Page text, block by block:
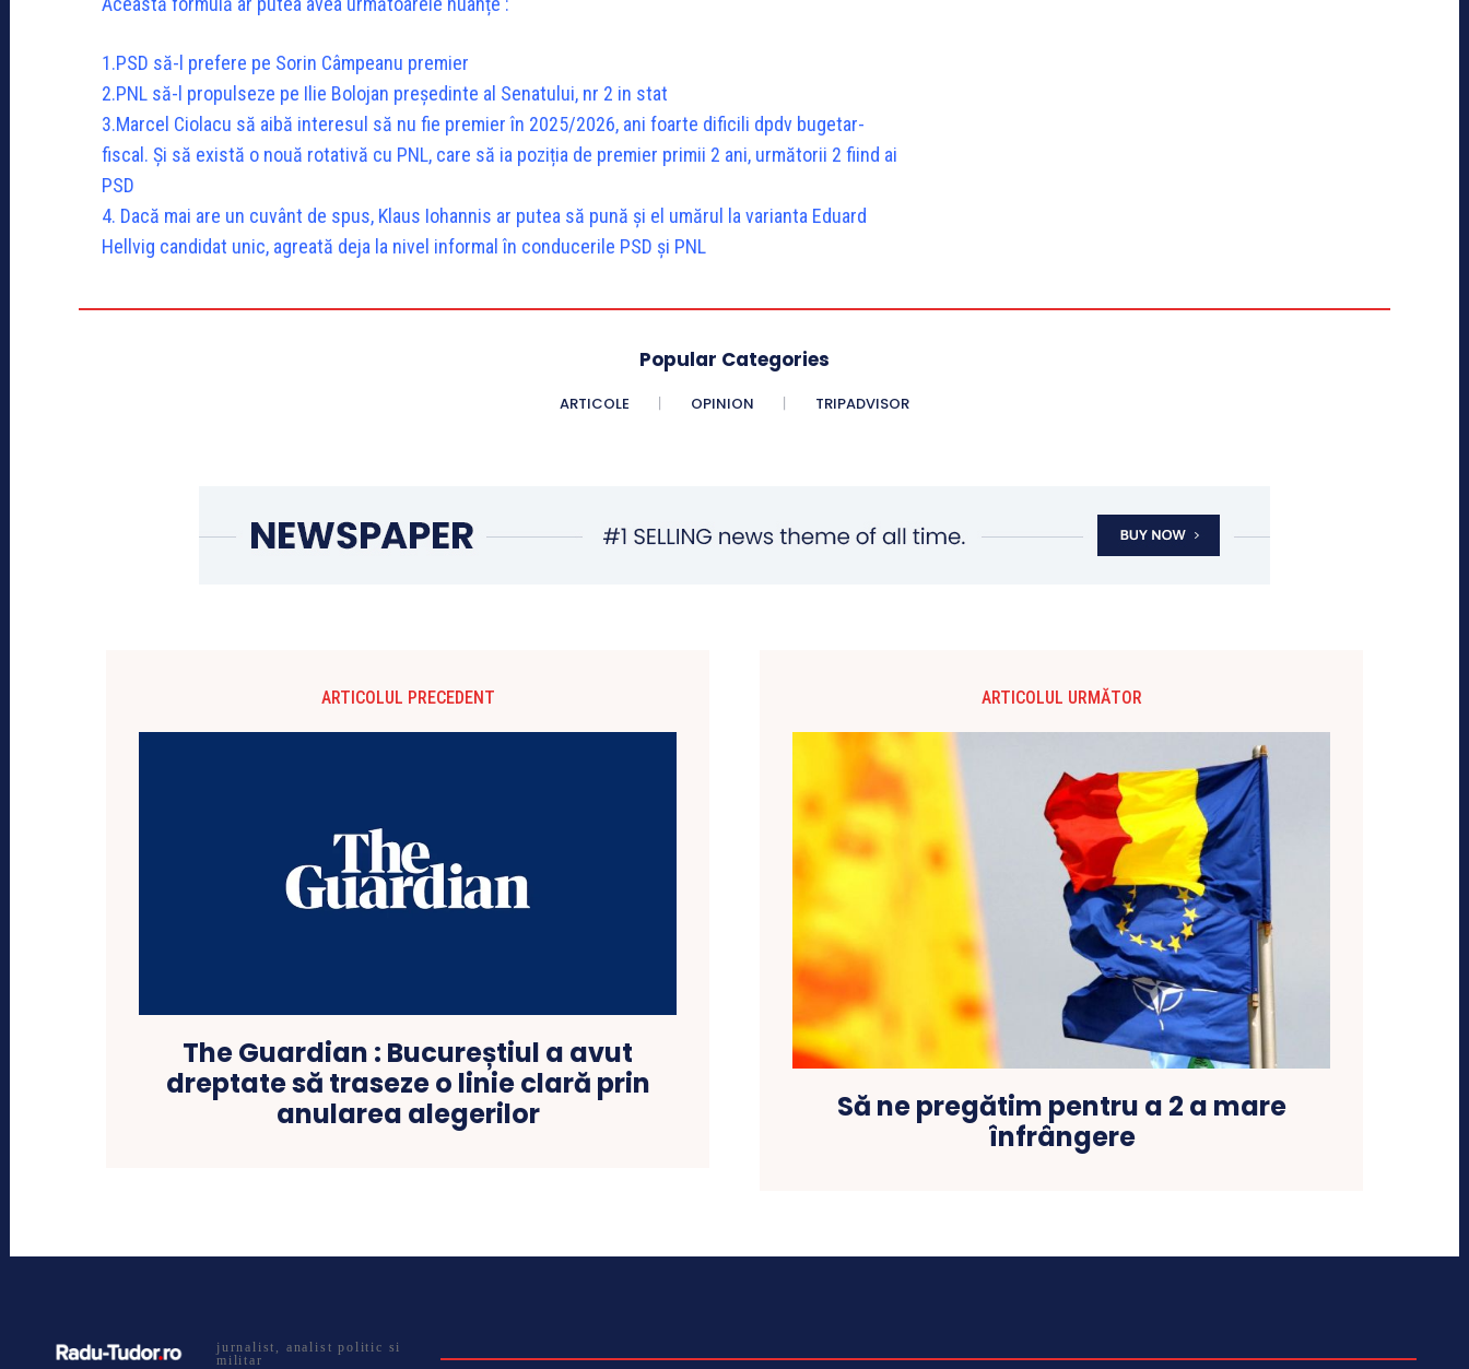
1.PSD să-l prefere pe Sorin Câmpeanu premier
2.PNL să-l propulseze pe Ilie Bolojan președinte al Senatului, nr 2 in stat
3.Marcel Ciolacu să aibă interesul să nu fie premier în 2025/2026, ani foarte dificili dpdv bugetar-
fiscal. Și să există o nouă rotativă cu PNL, care să ia poziția de premier primii 2 ani, următorii 2 fiind ai
PSD
4. Dacă mai are un cuvânt de spus, Klaus Iohannis ar putea să pună și el umărul la varianta Eduard
Hellvig candidat unic, agreată deja la nivel informal în conducerile PSD și PNL
Popular Categories
ARTICOLE OPINION TRIPADVISOR
ARTICOLUL PRECEDENT
The Guardian : Bucureștiul a avut
dreptate să traseze o linie clară prin
anularea alegerilor
ARTICOLUL URMĂTOR
Să ne pregătim pentru a 2 a mare
înfrângere
jurnalist, analist politic si
militar